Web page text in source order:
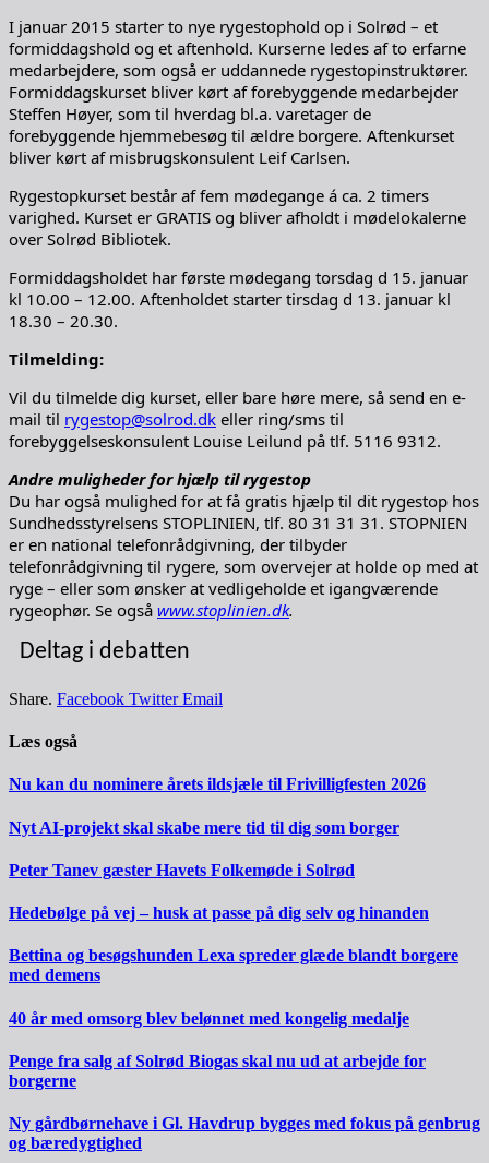
I januar 2015 starter to nye rygestophold op i Solrød – et
formiddagshold og et aftenhold. Kurserne ledes af to erfarne
medarbejdere, som også er uddannede rygestopinstruktører.
Formiddagskurset bliver kørt af forebyggende medarbejder
Steffen Høyer, som til hverdag bl.a. varetager de
forebyggende hjemmebesøg til ældre borgere. Aftenkurset
bliver kørt af misbrugskonsulent Leif Carlsen.
Rygestopkurset består af fem mødegange á ca. 2 timers
varighed. Kurset er GRATIS og bliver afholdt i mødelokalerne
over Solrød Bibliotek.
Formiddagsholdet har første mødegang torsdag d 15. januar
kl 10.00 – 12.00. Aftenholdet starter tirsdag d 13. januar kl
18.30 – 20.30.
Tilmelding:
Vil du tilmelde dig kurset, eller bare høre mere, så send en e-
mail til rygestop@solrod.dk eller ring/sms til
forebyggelseskonsulent Louise Leilund på tlf. 5116 9312.
Andre muligheder for hjælp til rygestop
Du har også mulighed for at få gratis hjælp til dit rygestop hos
Sundhedsstyrelsens STOPLINIEN, tlf. 80 31 31 31. STOPNIEN
er en national telefonrådgivning, der tilbyder
telefonrådgivning til rygere, som overvejer at holde op med at
ryge – eller som ønsker at vedligeholde et igangværende
rygeophør. Se også www.stoplinien.dk.
Deltag i debatten
Share. Facebook Twitter Email
Læs også
Nu kan du nominere årets ildsjæle til Frivilligfesten 2026
Nyt AI-projekt skal skabe mere tid til dig som borger
Peter Tanev gæster Havets Folkemøde i Solrød
Hedebølge på vej – husk at passe på dig selv og hinanden
Bettina og besøgshunden Lexa spreder glæde blandt borgere
med demens
40 år med omsorg blev belønnet med kongelig medalje
Penge fra salg af Solrød Biogas skal nu ud at arbejde for
borgerne
Ny gårdbørnehave i Gl. Havdrup bygges med fokus på genbrug
og bæredygtighed